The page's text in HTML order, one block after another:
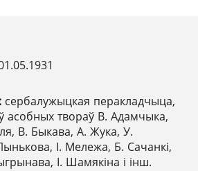
сербалужыцкая перакладчыца,
асобных твораў В. Адамчыка,
В. Быкава, А. Жука, У.
І. Мележа, Б. Сачанкі,
І. Шамякіна і інш.